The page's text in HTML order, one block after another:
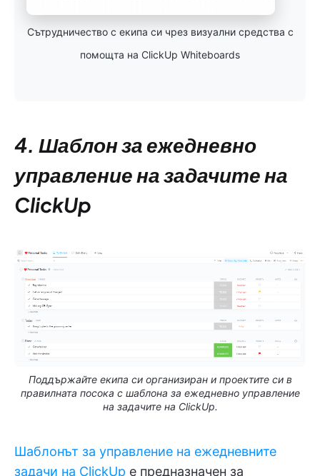
Сътрудничество с екипа си чрез визуални средства с
помощта на ClickUp Whiteboards
4. Шаблон за ежедневно
управление на задачите на
ClickUp
Поддържайте екипа си организиран и проектите си в
правилната посока с шаблона за ежедневно управление
на задачите на ClickUp.
Шаблонът за управление на ежедневните
задачи на ClickUp е предназначен за